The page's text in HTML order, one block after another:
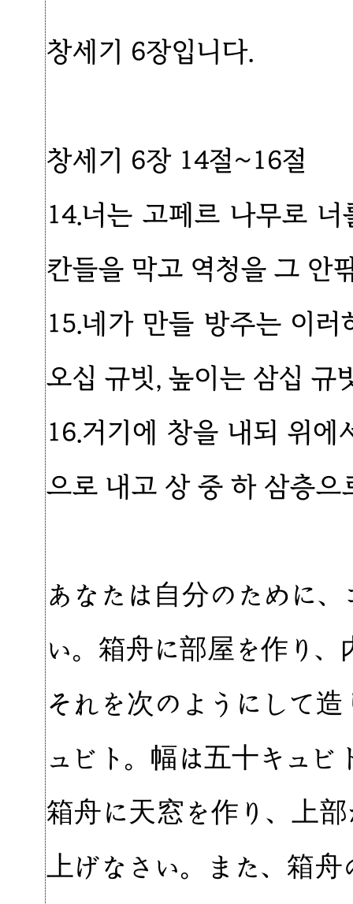
창세기 6장입니다.
창세기 6장 14절~16절
14.너는 고페르 나무로
칸들을 막고 역청을 그 안
15.네가 만들 방주는 이
오십 규빗, 높이는 삼십 규
16.거기에 창을 내되 위
으로 내고 상 중 하 삼층으
あなたは自分のために
い。箱舟に部屋を作り
それを次のようにして
ュビト。幅は五十キュビ
箱舟に天窓を作り、上
上げなさい。また、箱